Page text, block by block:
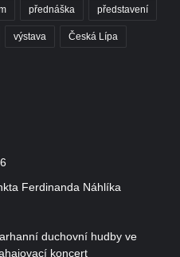
přednáška představení
výstava Česká Lípa
Ferdinanda Náhlíka
duchovní hudby ve
koncert